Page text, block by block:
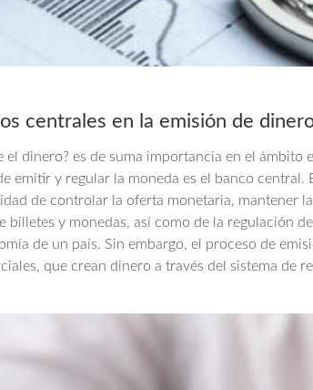
centrales en la emisión de
el dinero? es de suma importancia en el
emitir y regular la moneda es el banco
de controlar la oferta monetaria, mantener
billetes y monedas, así como de la regulación
de un país. Sin embargo, el proceso de
que crean dinero a través del sistema de